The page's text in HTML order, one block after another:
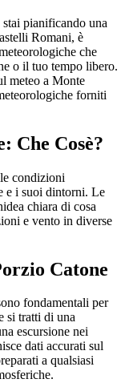
pianificando una
Romani, è
che
o il tuo tempo libero.
meteo a Monte
forniti
Che Cosè?
condizioni
e i suoi dintorni. Le
chiara di cosa
e vento in diverse
Catone
fondamentali per
si tratti di una
escursione nei
dati accurati sul
a qualsiasi